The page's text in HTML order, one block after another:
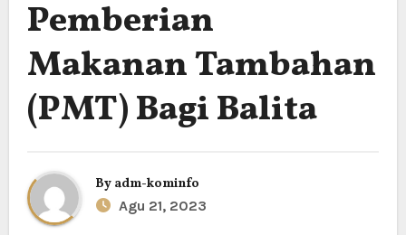
Pemberian
Makanan Tambahan
(PMT) Bagi Balita
By adm-kominfo
Agu 21, 2023